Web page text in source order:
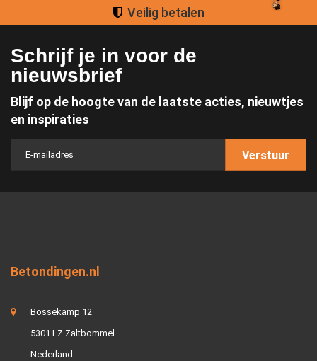
Groot assortiment
Schrijf je in voor de
nieuwsbrief
Blijf op de hoogte van de laatste acties, nieuwtjes
en inspiraties
Verstuur
Betondingen.nl
Bossekamp 12
5301 LZ Zaltbommel
Nederland